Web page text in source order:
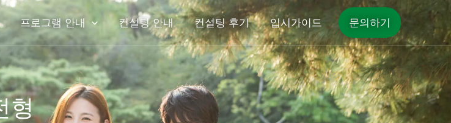
프로그램 안내 컨설팅 안내 컨설팅 후기 입시가이드 문의하기
형